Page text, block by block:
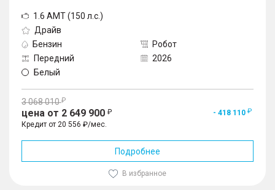
1.6 AMT (150 л.с.)
Драйв
Бензин
Робот
Передний
2026
Белый
3 068 010
цена от 2 649 900
- 418 110
Кредит от 20 556 ₽/мес.
Подробнее
В избранное